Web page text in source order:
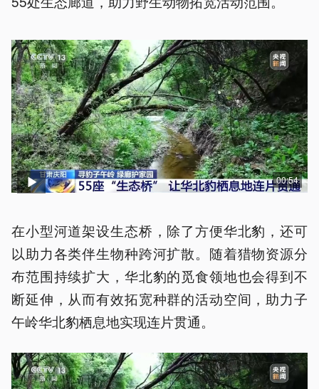
00:54
在小型河道架设生态桥，除了方便华北豹，还可
以助力各类伴生物种跨河扩散。随着猎物资源分
布范围持续扩大，华北豹的觅食领地也会得到不
断延伸，从而有效拓宽种群的活动空间，助力子
午岭华北豹栖息地实现连片贯通。